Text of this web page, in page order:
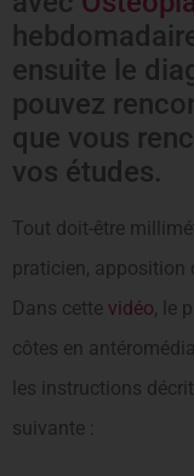
ensuite le
pouvez
que vous
vos études.
Tout doit-être
praticien, apposition
Dans cette vidéo, le
côtes en
les instructions
suivante :